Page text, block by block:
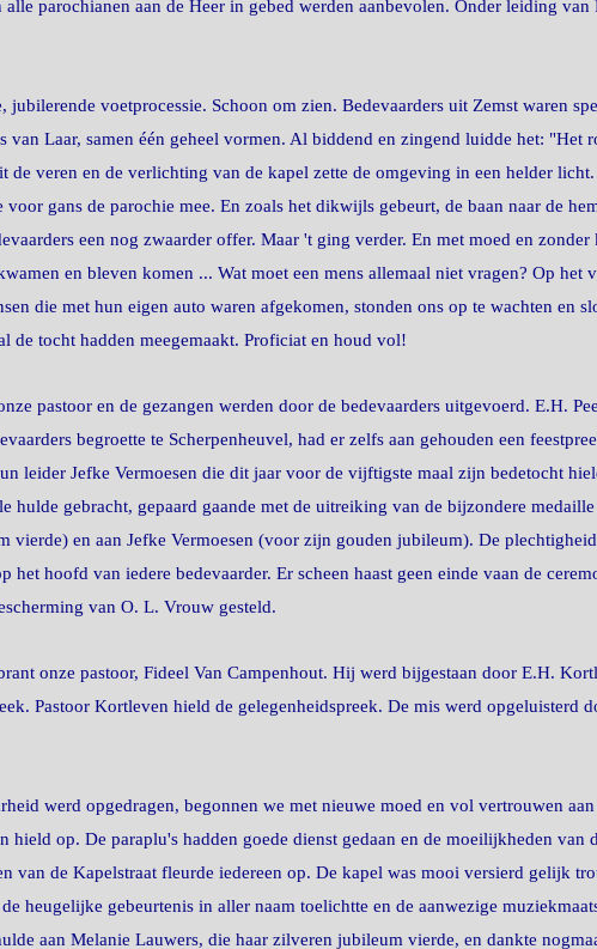
parochianen aan de Heer in gebed werden aanbevolen. Onder leiding
voetprocessie. Schoon om zien. Bedevaarders uit Zemst waren
Laar, samen één geheel vormen. Al biddend en zingend luidde het: "Het
veren en de verlichting van de kapel zette de omgeving in een helder licht.
gans de parochie mee. En zoals het dikwijls gebeurt, de baan naar de
een nog zwaarder offer. Maar 't ging verder. En met moed en zonder
en bleven komen ... Wat moet een mens allemaal niet vragen? Op het
die met hun eigen auto waren afgekomen, stonden ons op te wachten en
de tocht hadden meegemaakt. Proficiat en houd vol!
pastoor en de gezangen werden door de bedevaarders uitgevoerd. E.H.
begroette te Scherpenheuvel, had er zelfs aan gehouden een
leider Jefke Vermoesen die dit jaar voor de vijftigste maal zijn bedetocht
hulde gebracht, gepaard gaande met de uitreiking van de bijzondere
en aan Jefke Vermoesen (voor zijn gouden jubileum). De
hoofd van iedere bedevaarder. Er scheen haast geen einde vaan de
van O. L. Vrouw gesteld.
onze pastoor, Fideel Van Campenhout. Hij werd bijgestaan door E.H.
Pastoor Kortleven hield de gelegenheidspreek. De mis werd opgeluisterd
werd opgedragen, begonnen we met nieuwe moed en vol vertrouwen
op. De paraplu's hadden goede dienst gedaan en de moeilijkheden van
van de Kapelstraat fleurde iedereen op. De kapel was mooi versierd gelijk
heugelijke gebeurtenis in aller naam toelichtte en de aanwezige
aan Melanie Lauwers, die haar zilveren jubileum vierde, en dankte